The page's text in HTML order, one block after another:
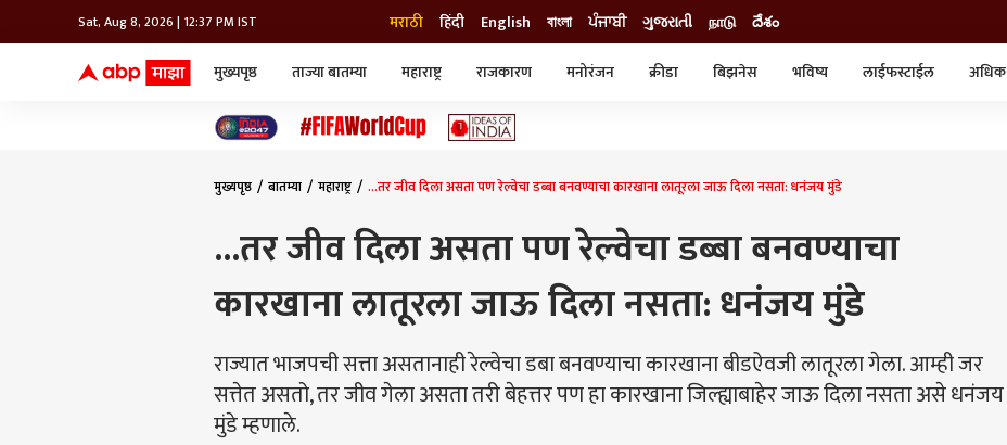
Sat, Aug 8, 2026 | 12:37 PM IST मराठी हिंदी English বাংলা ਪੰਜਾਬੀ ગુજરાતી நாடு దేశం
मुख्यपृष्ठ ताज्या बातम्या महाराष्ट्र राजकारण मनोरंजन क्रीडा बिझनेस भविष्य लाईफस्टाईल
अधिक
मुख्यपृष्ठ बातम्या महाराष्ट्र ...तर जीव दिला असता पण रेल्वेचा डब्बा बनवण्याचा कारखाना लातूरला जाऊ दिला नसता: धनंजय मुंडे
...तर जीव दिला असता पण रेल्वेचा डब्बा बनवण्याचा
कारखाना लातूरला जाऊ दिला नसता: धनंजय मुंडे
राज्यात भाजपची सत्ता असतानाही रेल्वेचा डबा बनवण्याचा कारखाना बीडऐवजी लातूरला गेला. आम्ही जर
सत्तेत असतो, तर जीव गेला असता तरी बेहत्तर पण हा कारखाना जिल्ह्याबाहेर जाऊ दिला नसता असे धनंजय
मुंडे म्हणाले.